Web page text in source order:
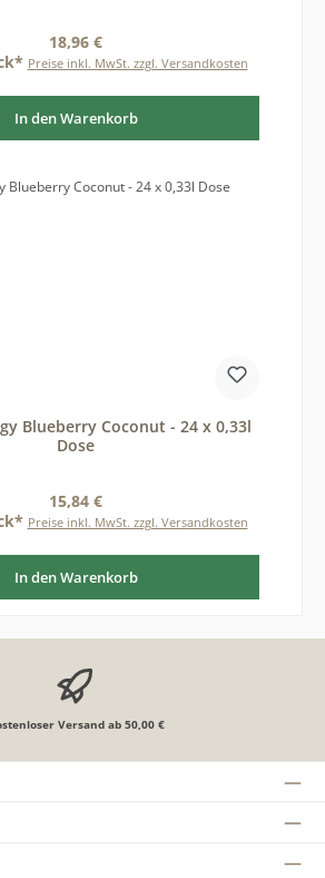
Regulärer Preis:
18,96 €
Preise inkl. MwSt. zzgl. Versandkosten
In den Warenkorb
Blueberry Coconut - 24 x 0,33l
Dose
Regulärer Preis:
15,84 €
Preise inkl. MwSt. zzgl. Versandkosten
In den Warenkorb
Versand ab 50,00 €